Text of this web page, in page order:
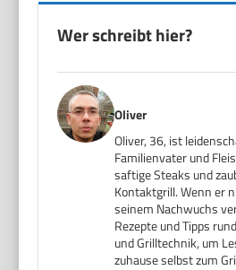
Wer schreibt hier?
Oliver
Oliver, 36, ist
Familienvater und
saftige Steaks und
Kontaktgrill. Wenn er
seinem Nachwuchs
Rezepte und Tipps
und Grilltechnik, um
zuhause selbst zum